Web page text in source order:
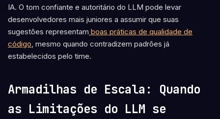
IA. O tom confiante e autoritário do LLM pode levar
desenvolvedores mais juniores a assumir que suas
sugestões representam boas práticas de qualidade de
código, mesmo quando contradizem padrões já
estabelecidos pelo time.
Armadilhas de Escala: Quando
as Limitações do LLM se